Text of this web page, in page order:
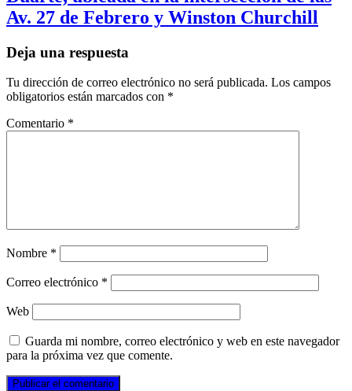
Av. 27 de Febrero y Winston Churchill
Deja una respuesta
Tu dirección de correo electrónico no será publicada. Los campos
obligatorios están marcados con *
Comentario *
Nombre *
Correo electrónico *
Web
Guarda mi nombre, correo electrónico y web en este navegador
para la próxima vez que comente.